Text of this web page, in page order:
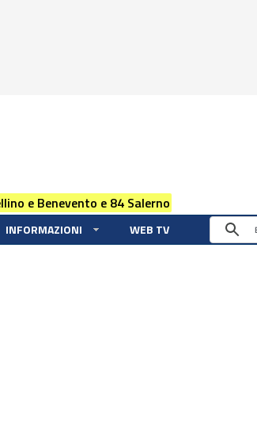
e Benevento e 84 Salerno
INFORMAZIONI WEB TV